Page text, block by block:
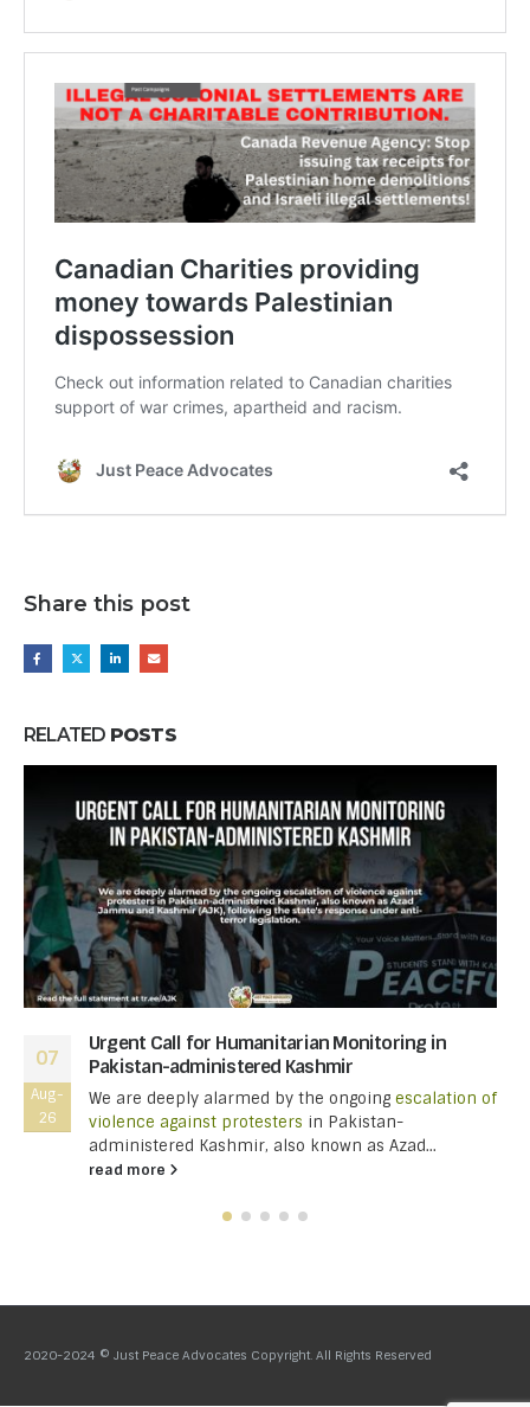
Share this post
RELATED POSTS
07
Aug-
26
Urgent Call for Humanitarian Monitoring in
Pakistan-administered Kashmir
We are deeply alarmed by the ongoing escalation of
violence against protesters in Pakistan-
administered Kashmir, also known as Azad...
read more
2020-2024 © Just Peace Advocates Copyright. All Rights Reserved